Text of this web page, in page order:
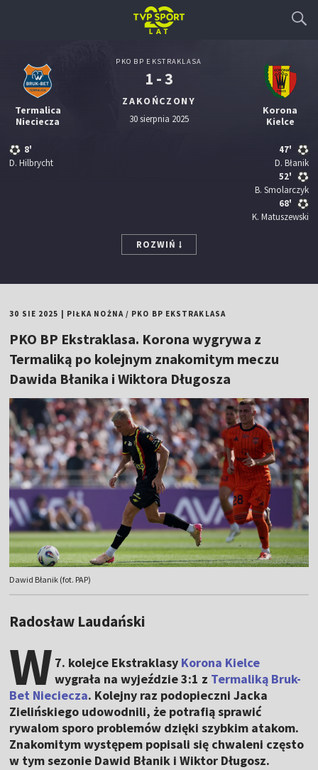
Termalica
Nieciecza
8'
D. Hilbrycht
PKO BP EKSTRAKLASA
1 - 3
ZAKOŃCZONY
30 sierpnia 2025
Korona
Kielce
47'
D. Błanik
52'
B. Smolarczyk
68'
K. Matuszewski
ROZWIŃ
30 SIE 2025 PIŁKA NOŻNA/ PKO BP EKSTRAKLASA
PKO BP Ekstraklasa. Korona wygrywa z
Termaliką po kolejnym znakomitym meczu
Dawida Błanika i Wiktora Długosza
Dawid Błanik (fot. PAP)
Radosław Laudański
W 7. kolejce Ekstraklasy Korona Kielce
wygrała na wyjeździe 3:1 z Termaliką Bruk-
Bet Nieciecza. Kolejny raz podopieczni Jacka
Zielińskiego udowodnili, że potrafią sprawić
rywalom sporo problemów dzięki szybkim atakom.
Znakomitym występem popisali się chwaleni często
w tym sezonie Dawid Błanik i Wiktor Długosz.